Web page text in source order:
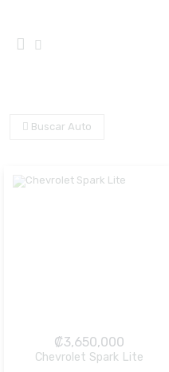
Buscar Auto
₡3,650,000
Chevrolet Spark Lite